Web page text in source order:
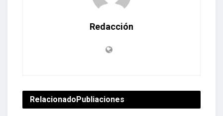
Redacción
RelacionadoPubliaciones